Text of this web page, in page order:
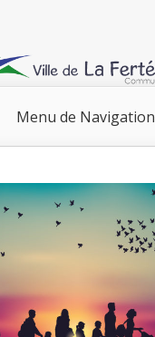
Menu de Navigation